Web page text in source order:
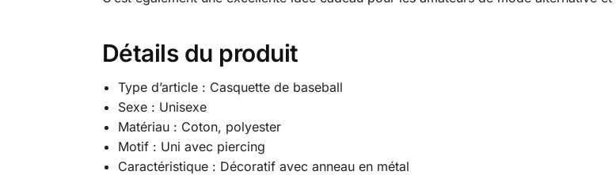
Détails du produit
Type d’article : Casquette de baseball
Sexe : Unisexe
Matériau : Coton, polyester
Motif : Uni avec piercing
Caractéristique : Décoratif avec anneau en métal